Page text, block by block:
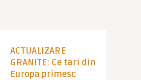
ACTUALIZARE
GRANITE: Ce tari din
Europa primesc